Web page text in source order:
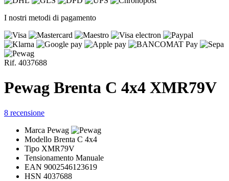
I nostri metodi di pagamento
Rif. 4037688
Pewag Brenta C 4x4 XMR79V
8 recensione
Marca Pewag
Modello Brenta C 4x4
Tipo XMR79V
Tensionamento Manuale
EAN 9002546123619
HSN 4037688